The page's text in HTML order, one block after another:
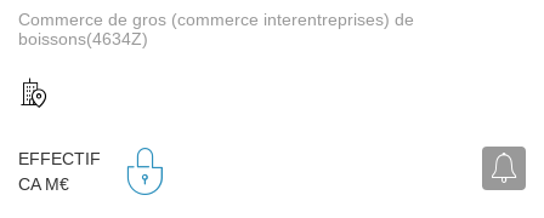
Commerce de gros (commerce interentreprises) de
boissons(4634Z)
EFFECTIF
CA M€